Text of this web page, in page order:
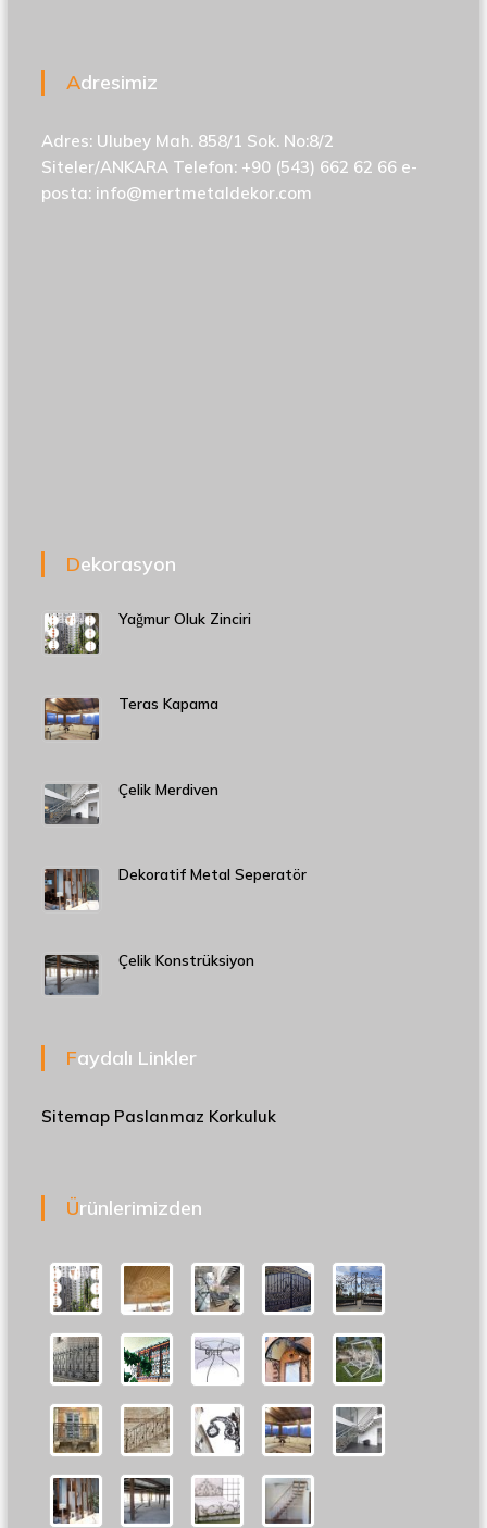
Adresimiz
Adres: Ulubey Mah. 858/1 Sok. No:8/2
Siteler/ANKARA Telefon: +90 (543) 662 62 66 e-
posta: info@mertmetaldekor.com
Dekorasyon
Yağmur Oluk Zinciri
Teras Kapama
Çelik Merdiven
Dekoratif Metal Seperatör
Çelik Konstrüksiyon
Faydalı Linkler
Sitemap Paslanmaz Korkuluk
Ürünlerimizden